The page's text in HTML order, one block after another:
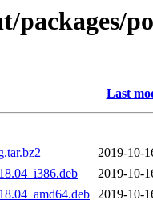
packages/
Last
2019-10-
2019-10-
2019-10-